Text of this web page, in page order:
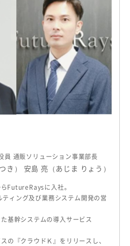
通販ソリューション事業部長
き） 安島 亮（あじま りょう）
FutureRaysに入社。
ィング及び業務システム開発の営
基幹システムの導入サービス
の『クラウドＫ』をリリースし、